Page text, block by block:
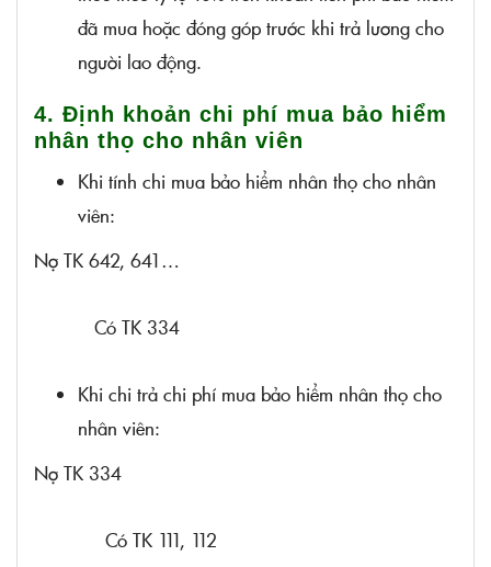
đã mua hoặc đóng góp trước khi trả lương cho
người lao động.
4. Định khoản chi phí mua bảo hiểm
nhân thọ cho nhân viên
Khi tính chi mua bảo hiểm nhân thọ cho nhân
viên:
Nợ TK 642, 641…
Có TK 334
Khi chi trả chi phí mua bảo hiểm nhân thọ cho
nhân viên:
Nợ TK 334
Có TK 111, 112